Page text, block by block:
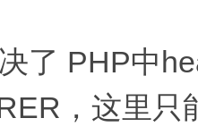
了 PHP中
，这里只